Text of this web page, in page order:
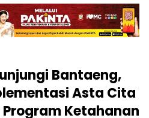
Bantaeng,
Asta Cita
Ketahanan